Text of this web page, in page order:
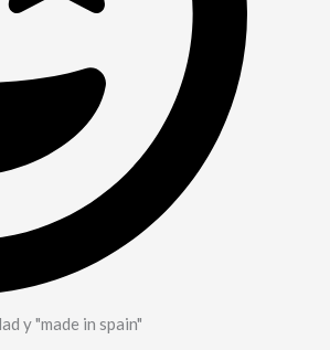
y "made in spain"